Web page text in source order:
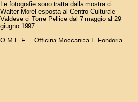
Le fotografie sono tratta dalla mostra di
Walter Morel esposta al Centro Culturale
Valdese di Torre Pellice dal 7 maggio al 29
giugno 1997.
O.M.E.F. = Officina Meccanica E Fonderia.